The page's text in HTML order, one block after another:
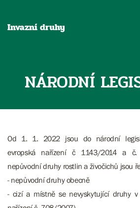
Invazní druhy
NÁRODNÍ
Od 1. 1. 2022 jsou do národní
evropská nařízení č 1143/2014 a
nepůvodní druhy rostlin a živočichů jsou
- nepůvodní druhy obecně
- cizí a místně se nevyskytující druhy v